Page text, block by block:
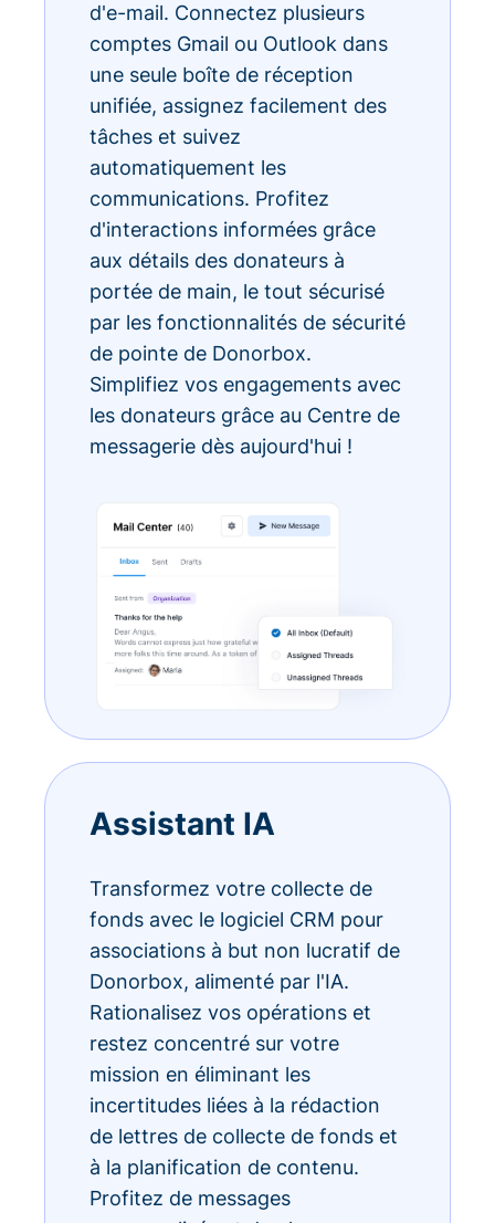
d'e-mail. Connectez plusieurs
comptes Gmail ou Outlook dans
une seule boîte de réception
unifiée, assignez facilement des
tâches et suivez
automatiquement les
communications. Profitez
d'interactions informées grâce
aux détails des donateurs à
portée de main, le tout sécurisé
par les fonctionnalités de sécurité
de pointe de Donorbox.
Simplifiez vos engagements avec
les donateurs grâce au Centre de
messagerie dès aujourd'hui !
Assistant IA
Transformez votre collecte de
fonds avec le logiciel CRM pour
associations à but non lucratif de
Donorbox, alimenté par l'IA.
Rationalisez vos opérations et
restez concentré sur votre
mission en éliminant les
incertitudes liées à la rédaction
de lettres de collecte de fonds et
à la planification de contenu.
Profitez de messages